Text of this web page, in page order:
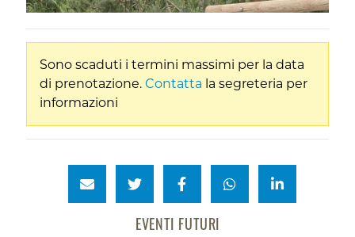
Sono scaduti i termini massimi per la data
di prenotazione.Contatta la segreteria per
informazioni
EVENTI FUTURI